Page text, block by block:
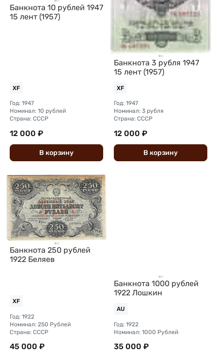
Банкнота 10 рублей 1947
15 лент (1957)
XF
Год: 1947
Номинал: 10 рублей
Страна: СССР
12 000 ₽
В корзину
Банкнота 3 рубля 1947
15 лент (1957)
XF
Год: 1947
Номинал: 3 рубля
Страна: СССР
12 000 ₽
В корзину
Банкнота 250 рублей
1922 Беляев
XF
Год: 1922
Номинал: 250 Рублей
Страна: СССР
45 000 ₽
Банкнота 1000 рублей
1922 Лошкин
AU
Год: 1922
Номинал: 1000 Рублей
35 000 ₽